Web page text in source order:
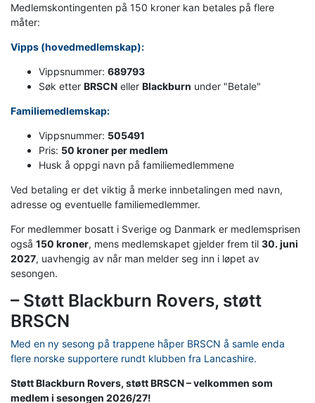
Medlemskontingenten på 150 kroner kan betales på flere
måter:
Vipps (hovedmedlemskap):
Vippsnummer: 689793
Søk etter BRSCN eller Blackburn under "Betale"
Familiemedlemskap:
Vippsnummer: 505491
Pris: 50 kroner per medlem
Husk å oppgi navn på familiemedlemmene
Ved betaling er det viktig å merke innbetalingen med navn,
adresse og eventuelle familiemedlemmer.
For medlemmer bosatt i Sverige og Danmark er medlemsprisen
også 150 kroner, mens medlemskapet gjelder frem til 30. juni
2027, uavhengig av når man melder seg inn i løpet av
sesongen.
– Støtt Blackburn Rovers, støtt
BRSCN
Med en ny sesong på trappene håper BRSCN å samle enda
flere norske supportere rundt klubben fra Lancashire.
Støtt Blackburn Rovers, støtt BRSCN – velkommen som
medlem i sesongen 2026/27!